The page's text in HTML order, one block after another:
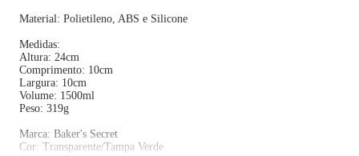
Material: Polietileno, ABS e Silicone
Medidas:
Altura: 24cm
Comprimento: 10cm
Largura: 10cm
Volume: 1500ml
Peso: 319g
Marca: Baker's Secret
Cor: Transparente/Tampa Verde